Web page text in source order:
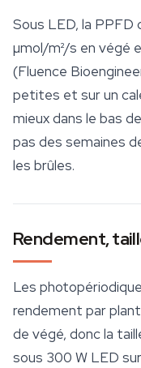
Sous LED, la
µmol/m²/s en végé
(Fluence
petites et sur un
mieux dans le bas
pas des semaines
les brûles.
Rendement,
Les
rendement par
de végé, donc la
sous 300 W LED